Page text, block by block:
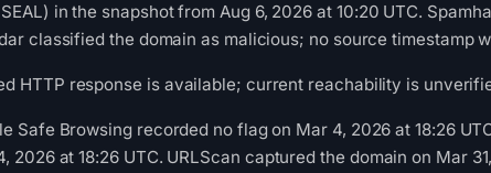
in the snapshot from Aug 6, 2026 at 10:20 UTC.
classified the domain as malicious; no source timestamp
HTTP response is available; current reachability is
Safe Browsing recorded no flag on Mar 4, 2026 at 18:26
2026 at 18:26 UTC. URLScan captured the domain on Mar